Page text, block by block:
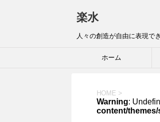
楽水
人々の創造が自由に表現で
ホーム
HOME >
Warning:
content/